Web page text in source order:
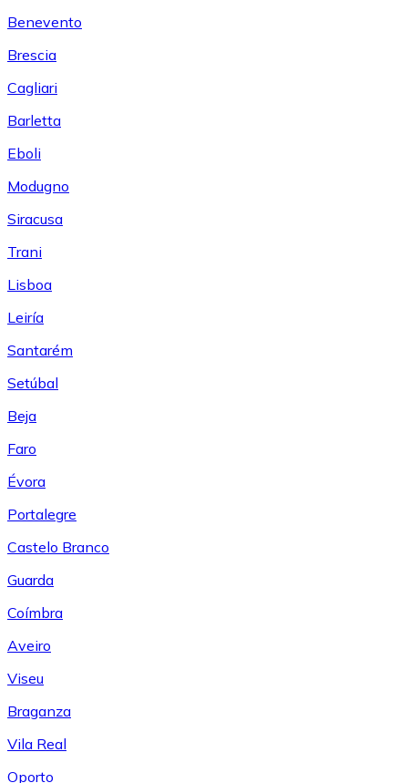
Benevento
Brescia
Cagliari
Barletta
Eboli
Modugno
Siracusa
Trani
Lisboa
Leiría
Santarém
Setúbal
Beja
Faro
Évora
Portalegre
Castelo Branco
Guarda
Coímbra
Aveiro
Viseu
Braganza
Vila Real
Oporto